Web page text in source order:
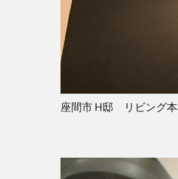
座間市 H邸 リビング